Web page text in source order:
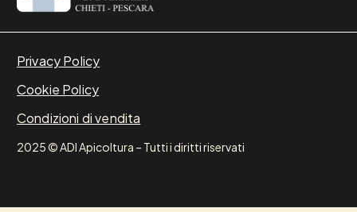
Privacy Policy
Cookie Policy
Condizioni di vendita
2025 © ADI Apicoltura – Tutti i diritti riservati